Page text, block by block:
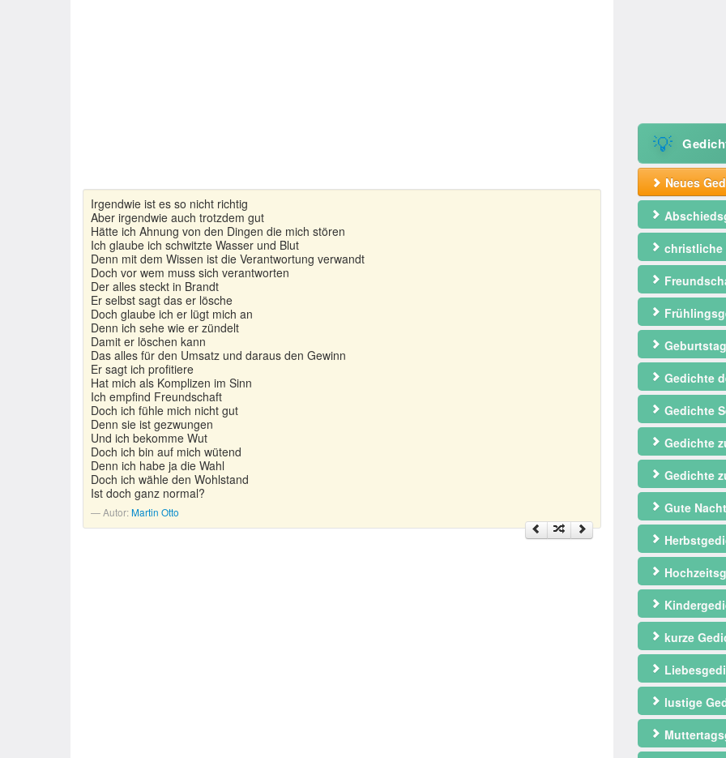
Irgendwie ist es so nicht richtig
Aber irgendwie auch trotzdem gut
Hätte ich Ahnung von den Dingen die mich stören
Ich glaube ich schwitzte Wasser und Blut
Denn mit dem Wissen ist die Verantwortung verwandt
Doch vor wem muss sich verantworten
Der alles steckt in Brandt
Er selbst sagt das er lösche
Doch glaube ich er lügt mich an
Denn ich sehe wie er zündelt
Damit er löschen kann
Das alles für den Umsatz und daraus den Gewinn
Er sagt ich profitiere
Hat mich als Komplizen im Sinn
Ich empfind Freundschaft
Doch ich fühle mich nicht gut
Denn sie ist gezwungen
Und ich bekomme Wut
Doch ich bin auf mich wütend
Denn ich habe ja die Wahl
Doch ich wähle den Wohlstand
Ist doch ganz normal?
Autor:Martin Otto
💡
Neues
christliche
Gedichte
Gedichte
Gedichte
Gedichte
Gute
kurze
lustige